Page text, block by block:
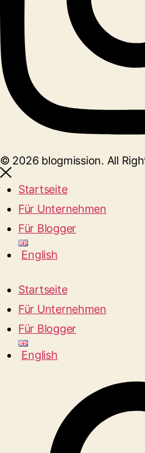
© 2026 blogmission. All
Startseite
Für Unternehmen
Für Blogger
English
Startseite
Für Unternehmen
Für Blogger
English